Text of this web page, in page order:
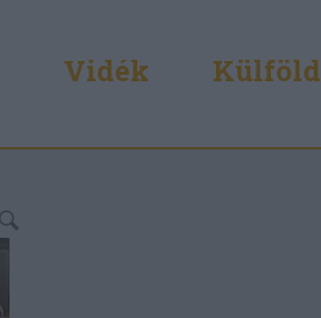
Vidék Külföld